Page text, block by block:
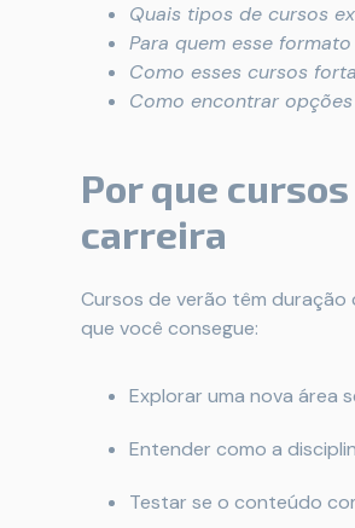
Quais tipos de cursos
Para quem esse
Como esses cursos
Como encontrar
Por que
carreira
Cursos de verão têm
que você consegue:
Explorar uma nova área
Entender como a
Testar se o conteúdo